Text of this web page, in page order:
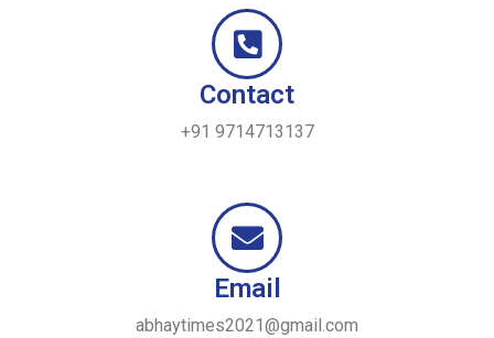
Contact
+91 9714713137
Email
abhaytimes2021@gmail.com